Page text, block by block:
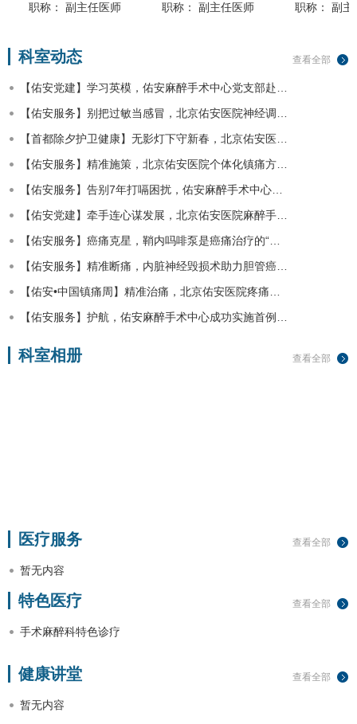
职称： 副主任医师 职称： 副主任医师 职称： 副主
查看全部
科室动态
【佑安党建】学习英模，佑安麻醉手术中心党支部赴…
【佑安服务】别把过敏当感冒，北京佑安医院神经调…
【首都除夕护卫健康】无影灯下守新春，北京佑安医…
【佑安服务】精准施策，北京佑安医院个体化镇痛方…
【佑安服务】告别7年打嗝困扰，佑安麻醉手术中心…
【佑安党建】牵手连心谋发展，北京佑安医院麻醉手…
【佑安服务】癌痛克星，鞘内吗啡泵是癌痛治疗的“…
【佑安服务】精准断痛，内脏神经毁损术助力胆管癌…
【佑安•中国镇痛周】精准治痛，北京佑安医院疼痛…
【佑安服务】护航，佑安麻醉手术中心成功实施首例…
查看全部
科室相册
查看全部
医疗服务
暂无内容
查看全部
特色医疗
手术麻醉科特色诊疗
查看全部
健康讲堂
暂无内容